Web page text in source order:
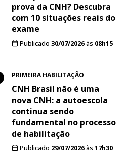
prova da CNH? Descubra
com 10 situações reais do
exame
Publicado 30/07/2026às 08h15
PRIMEIRA HABILITAÇÃO
CNH Brasil não é uma
nova CNH: a autoescola
continua sendo
fundamental no processo
de habilitação
Publicado 29/07/2026às 17h30